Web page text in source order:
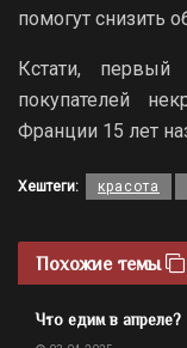
помогут снизить
Кстати,
покупателей
Франции 15 лет
Хештеги: красота
Похожие темы
Что едим в апреле?